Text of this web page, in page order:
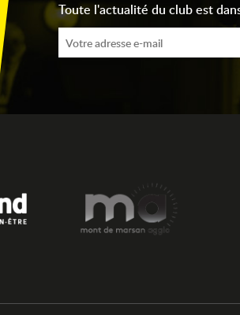
Toute l'actualité du club est